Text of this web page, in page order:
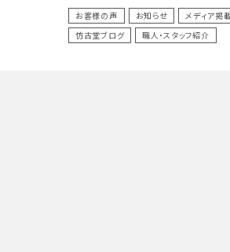
用途で選ぶ
私たちについて
お客様の声
お知らせ
メディア掲
仿古堂ブログ
職人・スタッフ紹介